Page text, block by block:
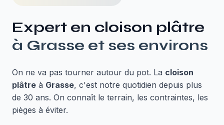
Expert en cloison plâtre
à Grasse et ses environs
On ne va pas tourner autour du pot. La cloison
plâtre à Grasse, c'est notre quotidien depuis plus
de 30 ans. On connaît le terrain, les contraintes, les
pièges à éviter.